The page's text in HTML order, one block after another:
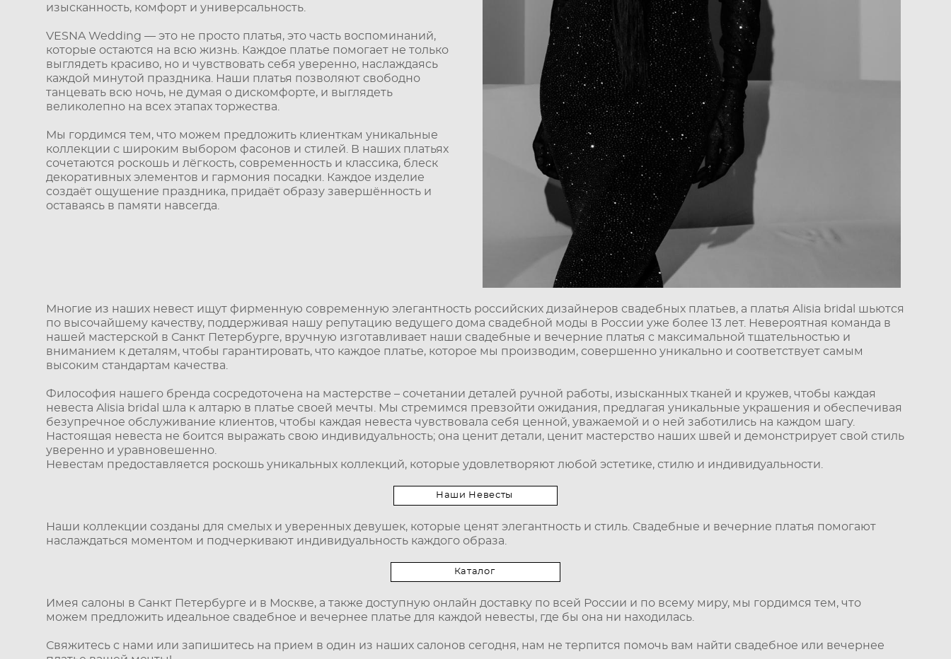
изысканность, комфорт и универсальность.
VESNA Wedding — это не просто платья, это часть воспоминаний,
которые остаются на всю жизнь. Каждое платье помогает не только
выглядеть красиво, но и чувствовать себя уверенно, наслаждаясь
каждой минутой праздника. Наши платья позволяют свободно
танцевать всю ночь, не думая о дискомфорте, и выглядеть
великолепно на всех этапах торжества.
Мы гордимся тем, что можем предложить клиенткам уникальные
коллекции с широким выбором фасонов и стилей. В наших платьях
сочетаются роскошь и лёгкость, современность и классика, блеск
декоративных элементов и гармония посадки. Каждое изделие
создаёт ощущение праздника, придаёт образу завершённость и
оставаясь в памяти навсегда.
Многие из наших невест ищут фирменную современную элегантность российских дизайнеров свадебных платьев, а платья Alisia bridal шьются
по высочайшему качеству, поддерживая нашу репутацию ведущего дома свадебной моды в России уже более 13 лет. Невероятная команда в
нашей мастерской в Санкт Петербурге, вручную изготавливает наши свадебные и вечерние платья с максимальной тщательностью и
вниманием к деталям, чтобы гарантировать, что каждое платье, которое мы производим, совершенно уникально и соответствует самым
высоким стандартам качества.
Философия нашего бренда сосредоточена на мастерстве – сочетании деталей ручной работы, изысканных тканей и кружев, чтобы каждая
невеста Alisia bridal шла к алтарю в платье своей мечты. Мы стремимся превзойти ожидания, предлагая уникальные украшения и обеспечивая
безупречное обслуживание клиентов, чтобы каждая невеста чувствовала себя ценной, уважаемой и о ней заботились на каждом шагу.
Настоящая невеста не боится выражать свою индивидуальность; она ценит детали, ценит мастерство наших швей и демонстрирует свой стиль
уверенно и уравновешенно.
Невестам предоставляется роскошь уникальных коллекций, которые удовлетворяют любой эстетике, стилю и индивидуальности.
Наши Невесты
Наши коллекции созданы для смелых и уверенных девушек, которые ценят элегантность и стиль. Свадебные и вечерние платья помогают
наслаждаться моментом и подчеркивают индивидуальность каждого образа.
Каталог
Имея салоны в Санкт Петербурге и в Москве, а также доступную онлайн доставку по всей России и по всему миру, мы гордимся тем, что
можем предложить идеальное свадебное и вечернее платье для каждой невесты, где бы она ни находилась.
Свяжитесь с нами или запишитесь на прием в один из наших салонов сегодня, нам не терпится помочь вам найти свадебное или вечернее